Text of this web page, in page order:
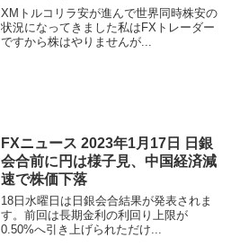
XMトルコリラ安が進んで世界同時株安の
状況になってきました私はFXトレーダー
ですから株はやりませんが...
FXニュース 2023年1月17日 日銀
会合前に円は様子見、中国経済減
速で株価下落
18日水曜日は日銀会合結果が発表されま
す。前回は長期金利の利回り上限が
0.50%へ引き上げられただけ...